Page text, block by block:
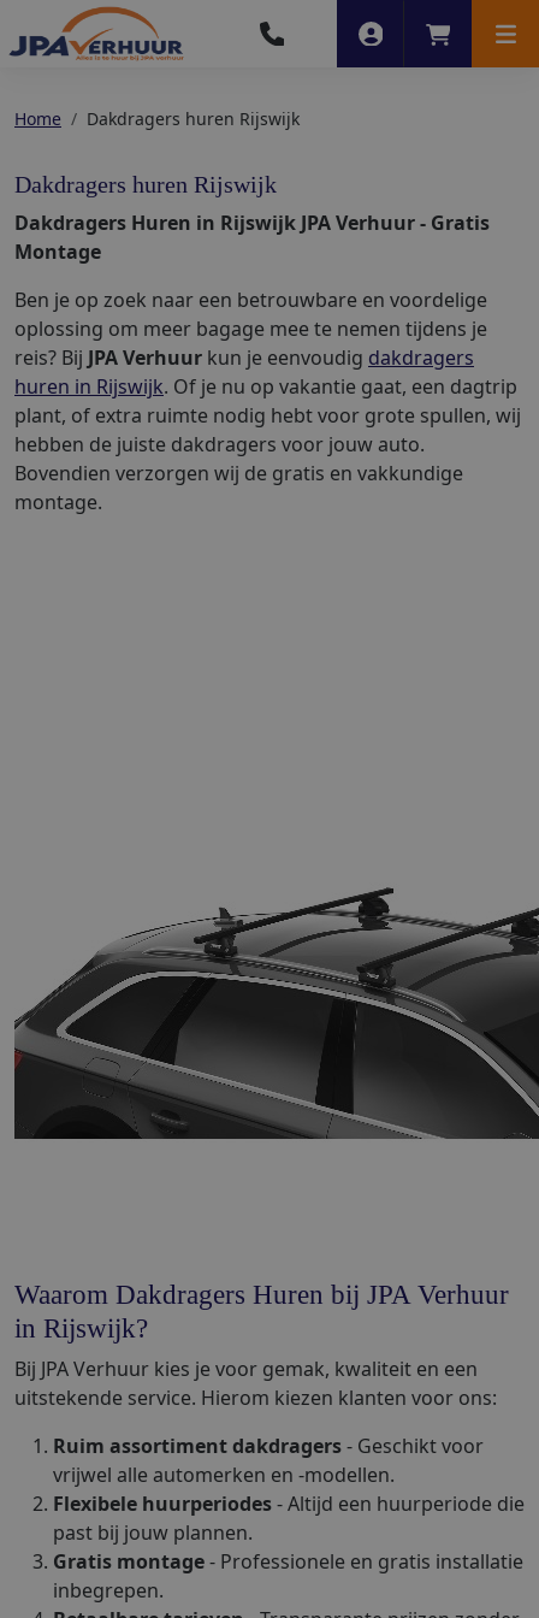
Account
Home Dakdragers huren Rijswijk
Dakdragers huren Rijswijk
Dakdragers Huren in Rijswijk JPA Verhuur - Gratis
Montage
Ben je op zoek naar een betrouwbare en voordelige
oplossing om meer bagage mee te nemen tijdens je
reis? Bij JPA Verhuur kun je eenvoudig dakdragers
huren in Rijswijk. Of je nu op vakantie gaat, een dagtrip
plant, of extra ruimte nodig hebt voor grote spullen, wij
hebben de juiste dakdragers voor jouw auto.
Bovendien verzorgen wij de gratis en vakkundige
montage.
Waarom Dakdragers Huren bij JPA Verhuur
in Rijswijk?
Bij JPA Verhuur kies je voor gemak, kwaliteit en een
uitstekende service. Hierom kiezen klanten voor ons:
Ruim assortiment dakdragers- Geschikt voor
vrijwel alle automerken en -modellen.
Flexibele huurperiodes- Altijd een huurperiode die
past bij jouw plannen.
Gratis montage- Professionele en gratis installatie
inbegrepen.